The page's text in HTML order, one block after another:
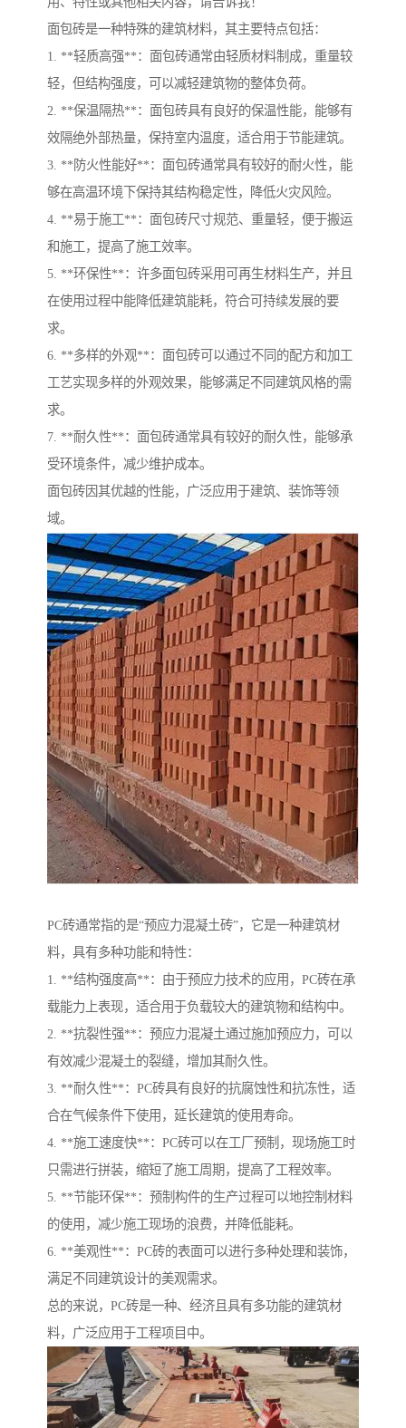
面包砖是一种特殊的建筑材料，其主要特点包括：
1. **轻质高强**：面包砖通常由轻质材料制成，重量较
轻，但结构强度，可以减轻建筑物的整体负荷。
2. **保温隔热**：面包砖具有良好的保温性能，能够有
效隔绝外部热量，保持室内温度，适合用于节能建筑。
3. **防火性能好**：面包砖通常具有较好的耐火性，能
够在高温环境下保持其结构稳定性，降低火灾风险。
4. **易于施工**：面包砖尺寸规范、重量轻，便于搬运
和施工，提高了施工效率。
5. **环保性**：许多面包砖采用可再生材料生产，并且
在使用过程中能降低建筑能耗，符合可持续发展的要
求。
6. **多样的外观**：面包砖可以通过不同的配方和加工
工艺实现多样的外观效果，能够满足不同建筑风格的需
求。
7. **耐久性**：面包砖通常具有较好的耐久性，能够承
受环境条件，减少维护成本。
面包砖因其优越的性能，广泛应用于建筑、装饰等领
域。
PC砖通常指的是“预应力混凝土砖”，它是一种建筑材
料，具有多种功能和特性：
1. **结构强度高**：由于预应力技术的应用，PC砖在承
载能力上表现，适合用于负载较大的建筑物和结构中。
2. **抗裂性强**：预应力混凝土通过施加预应力，可以
有效减少混凝土的裂缝，增加其耐久性。
3. **耐久性**：PC砖具有良好的抗腐蚀性和抗冻性，适
合在气候条件下使用，延长建筑的使用寿命。
4. **施工速度快**：PC砖可以在工厂预制，现场施工时
只需进行拼装，缩短了施工周期，提高了工程效率。
5. **节能环保**：预制构件的生产过程可以地控制材料
的使用，减少施工现场的浪费，并降低能耗。
6. **美观性**：PC砖的表面可以进行多种处理和装饰，
满足不同建筑设计的美观需求。
总的来说，PC砖是一种、经济且具有多功能的建筑材
料，广泛应用于工程项目中。